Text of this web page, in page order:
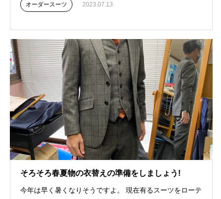
オーダースーツ 2023.07.13
そろそろ春夏物の衣替えの準備をしましょう!
今年は早く暑くなりそうですよ。 現在有るスーツをローテ